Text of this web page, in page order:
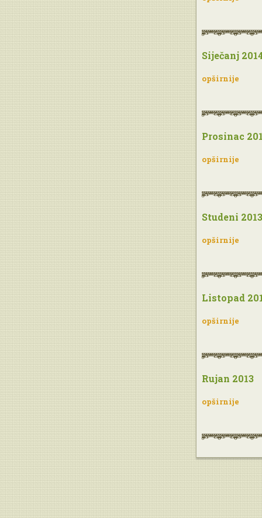
Siječanj
opširnije
Prosinac
opširnije
Studeni 2013
opširnije
Listopad
opširnije
Rujan 2013
opširnije